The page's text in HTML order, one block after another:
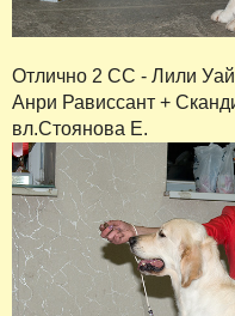
Отлично 2 СС - Лили
Анри Рависсант +
вл.Стоянова Е.